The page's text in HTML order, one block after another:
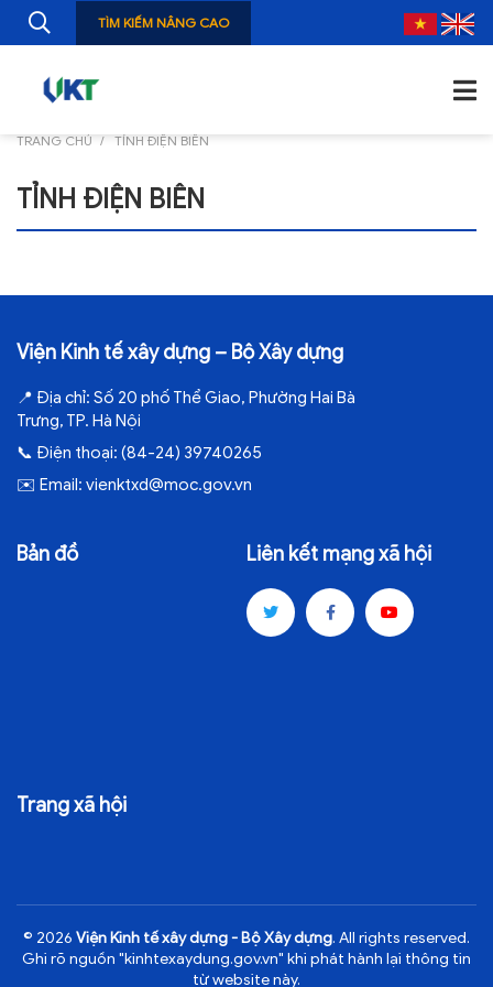
GIỚI THIỆU
ẤN PHẨM
ĐÀO TẠO, BỒI DƯỠNG
TƯ VẤN
THÔNG TIN CÔNG BỐ
TRA CỨU VĂN BẢN
TÌM KIẾM NÂNG CAO
TRANG CHỦ TỈNH ĐIỆN BIÊN
TỈNH ĐIỆN BIÊN
Viện Kinh tế xây dựng – Bộ Xây dựng
📍 Địa chỉ: Số 20 phố Thể Giao, Phường Hai Bà
Trưng, TP. Hà Nội
📞 Điện thoại: (84-24) 39740265
✉️ Email: vienktxd@moc.gov.vn
Bản đồ Liên kết mạng xã hội
Trang xã hội
© 2026 Viện Kinh tế xây dựng - Bộ Xây dựng. All rights reserved.
Ghi rõ nguồn "kinhtexaydung.gov.vn" khi phát hành lại thông tin
từ website này.